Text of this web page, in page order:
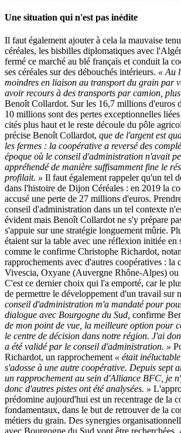
Une situation qui n'est pas inédite
Il faut également ajouter à cela la mauvaise
céréales, les bisbilles diplomatiques avec
fermé ce marché au blé français et conduit la
ses céréales sur des débouchés intérieurs. « Au
moindres en liaison au transport du grain par
avoir recours à des transports par camion,
Benoît Collardot. Sur les 16,7 millions d'euros
10 millions sont des pertes exceptionnelles
cités plus haut et le reste découle du pôle
précise Benoît Collardot, que de l'argent est
les fermes : la coopérative a reversé des
époque où le conseil d'administration n'avait
appréhendé de manière suffisamment fine le
profilait. » Il faut également rappeler qu'un tel
dans l'histoire de Dijon Céréales : en 2019 la
accusé une perte de 27 millions d'euros.
conseil d'administration dans un tel contexte
évident mais Benoît Collardot ne s'y prépare
s'appuie sur une stratégie longuement mûrie.
étaient sur la table avec une réflexion initiée en
comme le confirme Christophe Richardot,
rapprochements avec d'autres coopératives : la
Vivescia, Oxyane (Auvergne Rhône-Alpes) ou
C'est ce dernier choix qui l'a emporté, car le
de permettre le développement d'un travail sur
conseil d'administration m'a mandaté pour
dialogue avec Bourgogne du Sud, confirme
de mon point de vue, la meilleure option pour
le centre de décision dans notre région. J'ai
a été validé par le conseil d'administration. »
Richardot, un rapprochement « était
s'adosse à une autre coopérative. Depuis sept
un rapprochement au sein d'Alliance BFC, je
donc d'autres pistes ont été analysées. »
prédomine aujourd'hui est un recentrage de la
fondamentaux, dans le but de retrouver de la
métiers du grain. Des synergies